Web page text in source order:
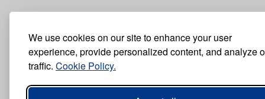
We use cookies on our site to enhance your user
experience, provide personalized content, and analyze
traffic. Cookie Policy.